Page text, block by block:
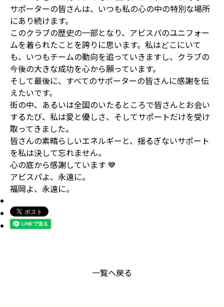
サポーターの皆さんは、いつも私の心の中の特別な場所
にあり続けます。
このクラブの歴史の一部となり、アビスパのユニフォー
ムを着られたことを誇りに思います。私はどこにいて
も、いつもチームの動向を追っていきますし、クラブの
今後の大きな成功を心から願っています。
そして最後に、すべてのサポーターの皆さんに感謝を伝
えたいです。
街の中、あるいは全国のいたるところで皆さんとお会い
するたび、私は愛と優しさ、そしてサポートだけを受け
取ってきました。
皆さんの素晴らしいエネルギーと、揺るぎないサポート
を私は決して忘れません。
心の底から感謝しています 💙
アビスパよ、永遠に。
福岡よ、永遠に。
一覧へ戻る